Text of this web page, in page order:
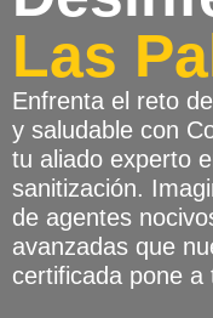
Las
Enfrenta el reto
y saludable con
tu aliado experto
sanitización.
de agentes
avanzadas que
certificada pone a